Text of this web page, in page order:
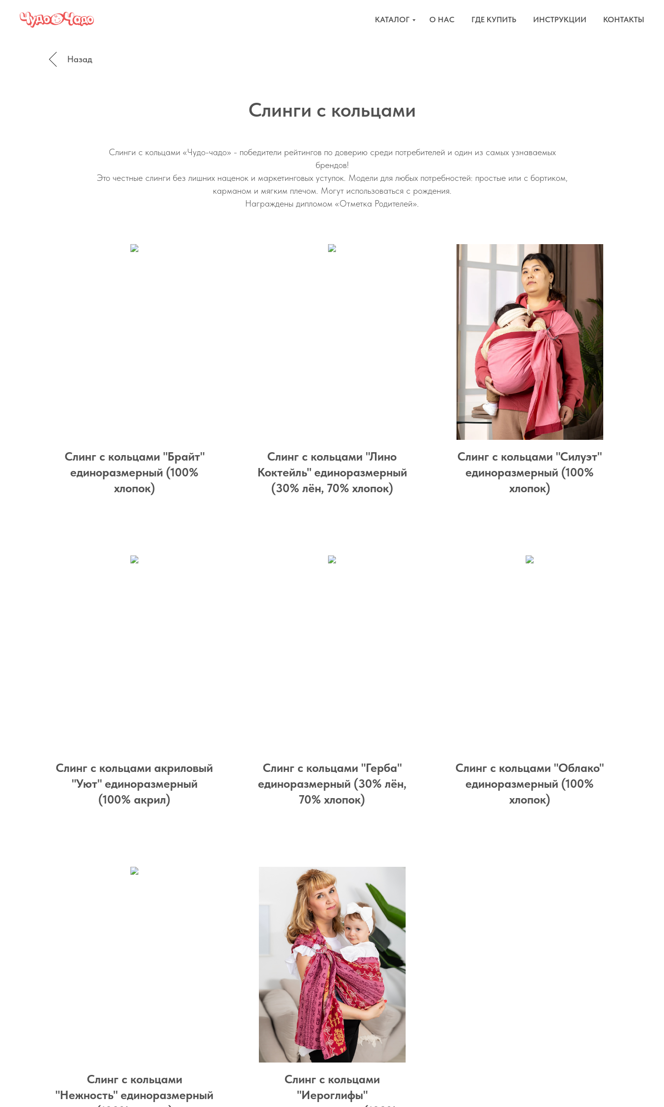
КАТАЛОГ О НАС ГДЕ КУПИТЬ ИНСТРУКЦИИ КОНТАКТЫ
Назад
Слинги с кольцами
Слинги с кольцами «Чудо-чадо» - победители рейтингов по доверию среди потребителей и один из самых узнаваемых
брендов!
Это честные слинги без лишних наценок и маркетинговых уступок. Модели для любых потребностей: простые или с бортиком,
карманом и мягким плечом. Могут использоваться с рождения.
Награждены дипломом «Отметка Родителей».
Слинг с кольцами "Брайт"
единоразмерный (100%
хлопок)
Слинг с кольцами "Лино
Коктейль" единоразмерный
(30% лён, 70% хлопок)
Слинг с кольцами "Силуэт"
единоразмерный (100%
хлопок)
Слинг с кольцами акриловый
"Уют" единоразмерный
(100% акрил)
Слинг с кольцами "Герба"
единоразмерный (30% лён,
70% хлопок)
Слинг с кольцами "Облако"
единоразмерный (100%
хлопок)
Слинг с кольцами
"Нежность" единоразмерный
Слинг с кольцами
"Иероглифы"